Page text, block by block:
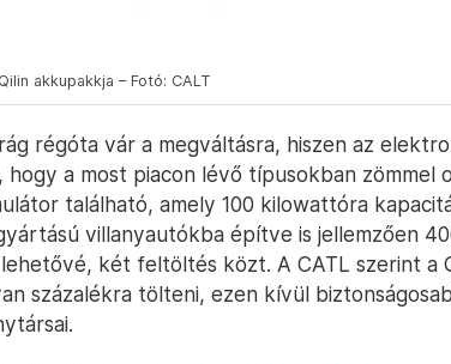
akkupakkja – Fotó: CALT
régóta vár a megváltásra, hiszen az
hogy a most piacon lévő típusokban zömmel
található, amely 100 kilowattóra
villanyautókba építve is jellemzően
két feltöltés közt. A CATL szerint
százalékra tölteni, ezen kívül